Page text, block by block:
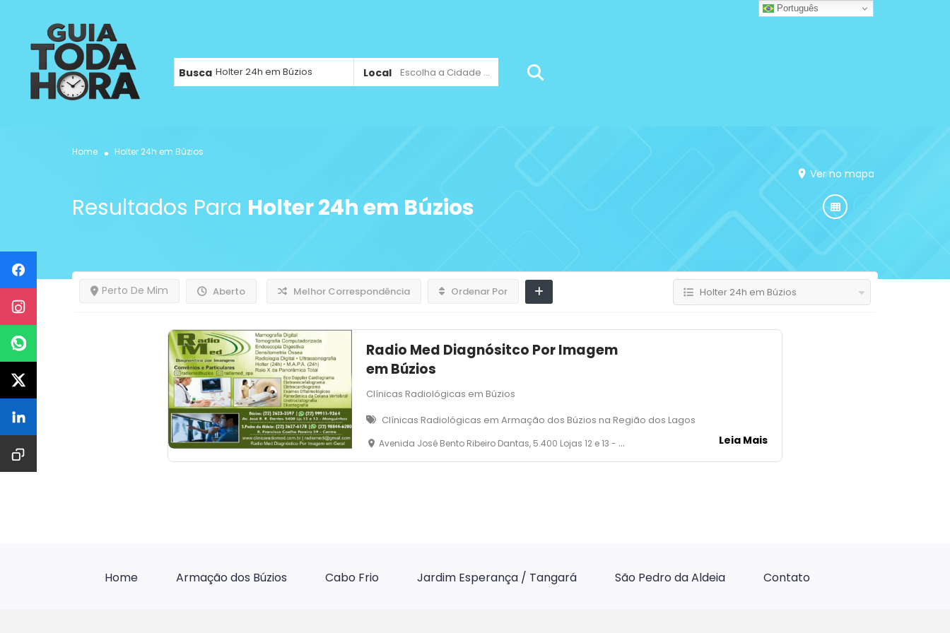
Busca Local Escolha a Cidade ...
Home Holter 24h em Búzios
Ver no mapa
Resultados Para Holter 24h em Búzios
Aberto
Perto De Mim Melhor Correspondência Ordenar Por Holter 24h em Búzios
Radio Med Diagnósitco Por Imagem
em Búzios
Clínicas Radiológicas em Búzios
Clínicas Radiológicas em Armação dos Búzios na Região dos Lagos
Avenida José Bento Ribeiro Dantas, 5.400 Lojas 12 e 13 - Manguinhos - Armação dos Búzios Leia Mais
Home Armação dos Búzios Cabo Frio Jardim Esperança / Tangará São Pedro da Aldeia Contato
Português